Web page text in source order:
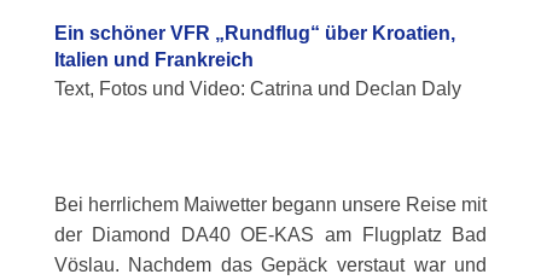
Ein schöner VFR „Rundflug“ über Kroatien,
Italien und Frankreich
Text, Fotos und Video: Catrina und Declan Daly
Bei herrlichem Maiwetter begann unsere Reise mit
der Diamond DA40 OE-KAS am Flugplatz Bad
Vöslau. Nachdem das Gepäck verstaut war und